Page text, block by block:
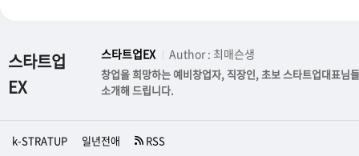
스타트업
EX
스타트업EX Author : 최매슨생
창업을 희망하는 예비창업자, 직장인, 초보 스타트업대표님
소개해 드립니다.
k-STRATUP 일년전애 RSS